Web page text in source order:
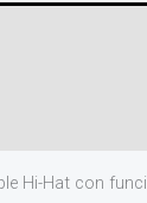
Hi-Hat con